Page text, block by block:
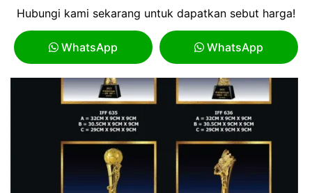
Hubungi kami sekarang untuk dapatkan sebut harga!
WhatsApp WhatsApp